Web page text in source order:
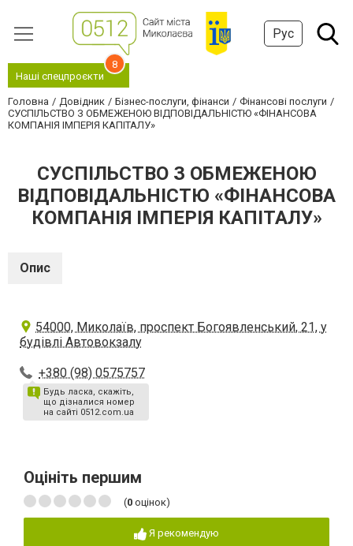
Рус
Наші спецпроєкти
8
Головна Довідник Бізнес-послуги, фінанси
Фінансові послуги
СУСПІЛЬСТВО З ОБМЕЖЕНОЮ ВІДПОВІДАЛЬНІСТЮ «ФІНАНСОВА
КОМПАНІЯ ІМПЕРІЯ КАПІТАЛУ»
СУСПІЛЬСТВО З ОБМЕЖЕНОЮ
ВІДПОВІДАЛЬНІСТЮ «ФІНАНСОВА
КОМПАНІЯ ІМПЕРІЯ КАПІТАЛУ»
Опис
54000, Миколаїв, проспект Богоявленський, 21, у
будівлі Автовокзалу
+380 (98) 0575757
Будь ласка, скажіть,
що дізналися номер
на сайті 0512.com.ua
Оцініть першим
(0 оцінок)
Я рекомендую